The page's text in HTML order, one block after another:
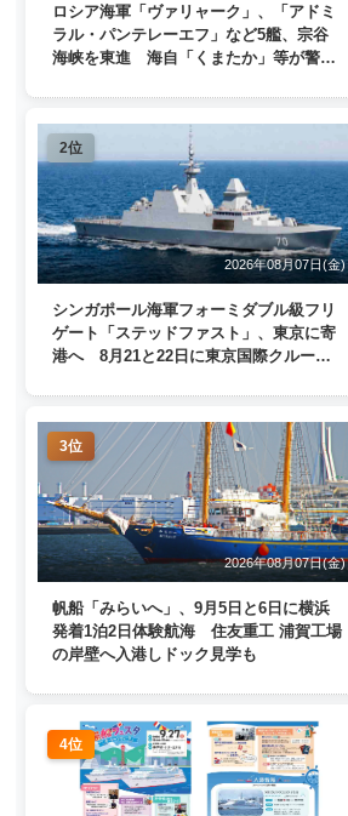
ロシア海軍「ヴァリャーク」、「アドミ
ラル・パンテレーエフ」など5艦、宗谷
海峡を東進 海自「くまたか」等が警戒
2位
2026年08月07日(金)
シンガポール海軍フォーミダブル級フリ
ゲート「ステッドファスト」、東京に寄
港へ 8月21と22日に東京国際クルーズ
3位
2026年08月07日(金)
帆船「みらいへ」、9月5日と6日に横浜
発着1泊2日体験航海 住友重工 浦賀工場
の岸壁へ入港しドック見学も
4位